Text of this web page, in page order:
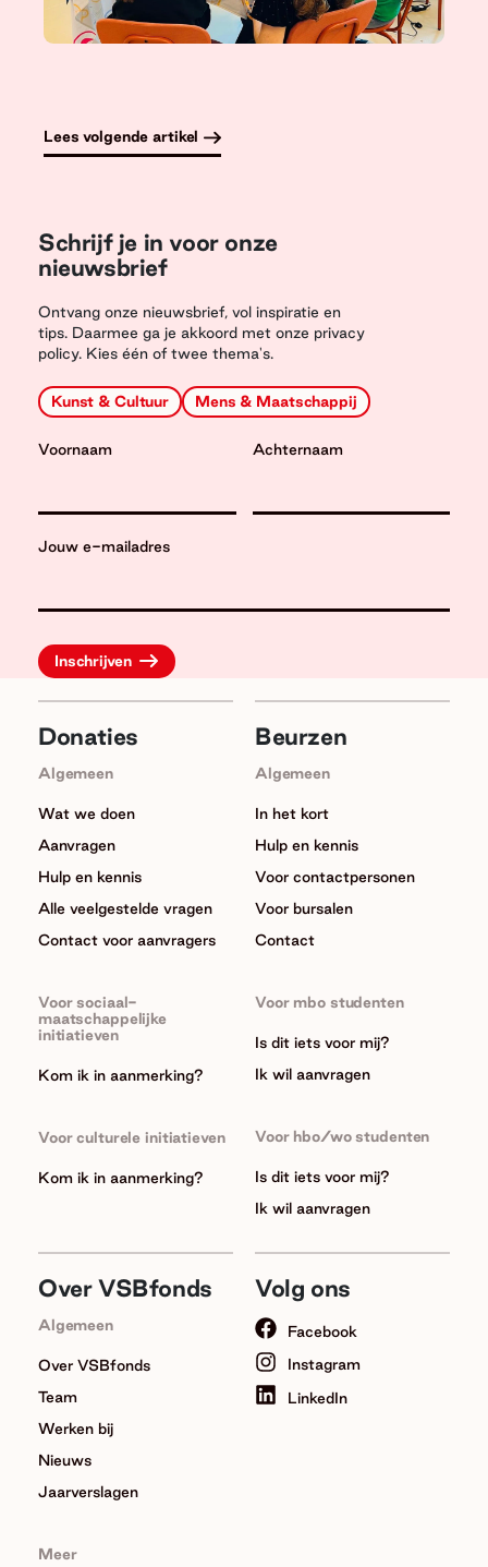
Lees volgende artikel
Schrijf je in voor onze
nieuwsbrief
Ontvang onze nieuwsbrief, vol inspiratie en
tips. Daarmee ga je akkoord met onze privacy
policy. Kies één of twee thema's.
Kunst & Cultuur Mens & Maatschappij
Jouw e-mailadres
Voornaam Achternaam
Donaties
Algemeen
Wat we doen
Aanvragen
Hulp en kennis
Alle veelgestelde vragen
Contact voor aanvragers
Voor sociaal-
maatschappelijke
initiatieven
Kom ik in aanmerking?
Voor culturele initiatieven
Kom ik in aanmerking?
Beurzen
Algemeen
In het kort
Hulp en kennis
Voor contactpersonen
Voor bursalen
Contact
Voor mbo studenten
Is dit iets voor mij?
Ik wil aanvragen
Voor hbo/wo studenten
Is dit iets voor mij?
Ik wil aanvragen
Over VSBfonds
Algemeen
Over VSBfonds
Team
Werken bij
Nieuws
Jaarverslagen
Meer
Volg ons
Facebook
Instagram
LinkedIn